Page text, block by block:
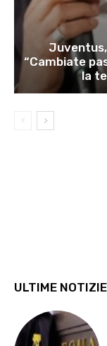
“Cambiate
la
ULTIME NOTIZIE